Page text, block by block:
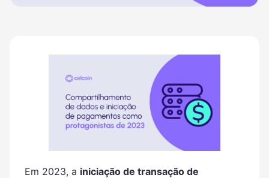
Em 2023, a iniciação de transação de